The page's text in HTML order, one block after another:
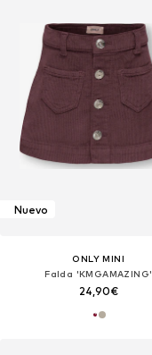
Nuevo
ONLY MINI
Falda 'KMGAMAZING'
24,90€